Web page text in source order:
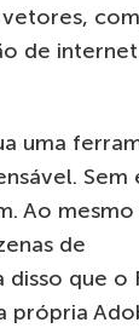
de
uma
Sem
Ao
de
que o
própria